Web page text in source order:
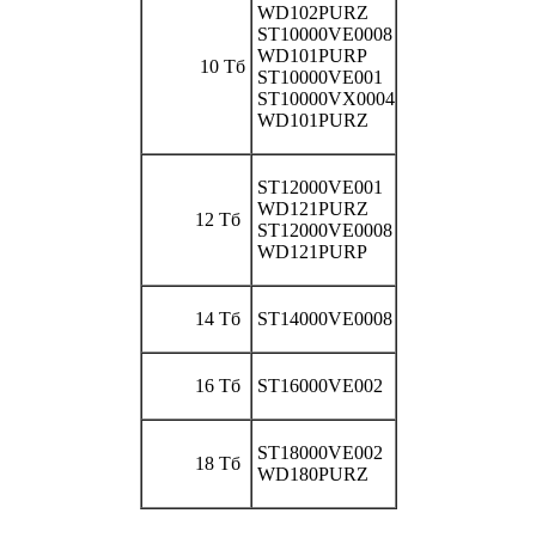
10 Тб
WD102PURZ
ST10000VE0008
WD101PURP
ST10000VE001
ST10000VX0004
WD101PURZ
12 Тб
ST12000VE001
WD121PURZ
ST12000VE0008
WD121PURP
14 Тб ST14000VE0008
16 Тб ST16000VE002
18 Тб
ST18000VE002
WD180PURZ